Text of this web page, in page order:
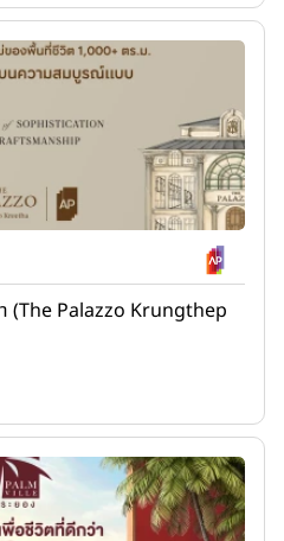
า (The Palazzo Krungthep